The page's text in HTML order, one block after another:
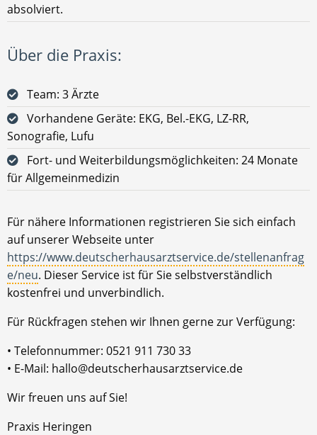
absolviert.
Über die Praxis:
Team: 3 Ärzte
Vorhandene Geräte: EKG, Bel.-EKG, LZ-RR,
Sonografie, Lufu
Fort- und Weiterbildungsmöglichkeiten: 24 Monate
für Allgemeinmedizin
Für nähere Informationen registrieren Sie sich einfach
auf unserer Webseite unter
https://www.deutscherhausarztservice.de/stellenanfrag
e/neu. Dieser Service ist für Sie selbstverständlich
kostenfrei und unverbindlich.
Für Rückfragen stehen wir Ihnen gerne zur Verfügung:
• Telefonnummer: 0521 911 730 33
• E-Mail: hallo@deutscherhausarztservice.de
Wir freuen uns auf Sie!
Praxis Heringen